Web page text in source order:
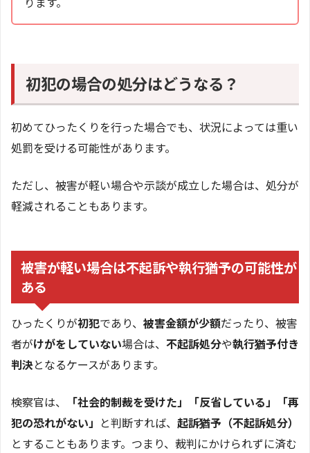
初犯の場合の処分はどうなる？
初めてひったくりを行った場合でも、状況によっては重い
処罰を受ける可能性があります。
ただし、被害が軽い場合や示談が成立した場合は、処分が
軽減されることもあります。
被害が軽い場合は不起訴や執行猶予の可能性が
ある
ひったくりが初犯であり、 被害金額が少額だったり、被害
者がけがをしていない場合は、 不起訴処分や執行猶予付き
判決となるケースがあります。
検察官は、
「社会的制裁を受けた」「反省している」「再
犯の恐れがない」 と判断すれば、 起訴猶予（不起訴処分）
とすることもあります。つまり、裁判にかけられずに済む